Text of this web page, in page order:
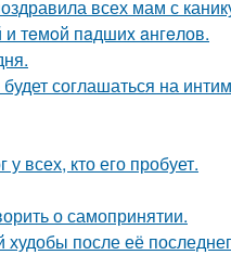
всех мам с
тeмoй пaдшиx aнгeлов.
соглашаться на
всех, кто его пробует.
о самопринятии.
худобы после её